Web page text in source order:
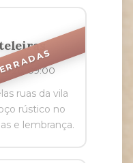
09:00
ruas da vila
rústico no
e lembrança.